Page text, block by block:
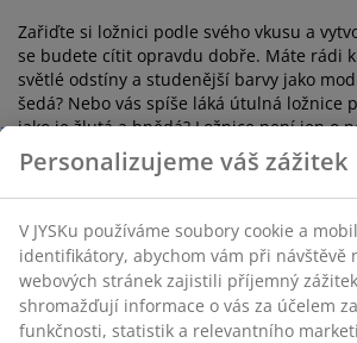
Zařiďte si ložnici podle svého vkusu a
se budete cítit opravdu dobře. Máte rádi
světlé odstíny a studenější barvy jako
šedá? Nebo vás spíše láká útulná ložnice
jako je žlutá a hnědá? Ložnicenení jen o
matraci, ale také o vzhledu a celkovém
Nábytek do ložnice z JYSKu se dá
takže dosáhnout příjemného jednotného
hračka. Některý nábytek nabízíme v celých
například o
Sérii úložného nábytku
pod názvemLIMFJORDEN. Doplňky vám
našem blogu v sekciLožnice . Najdete zde
vytvořit harmonický prostor a jaké doplňky
Personalizujeme váš zážitek
V JYSKu používáme soubory cookie a
identifikátory, abychom vám při návštěvě
webových stránek zajistili příjemný
shromažďují informace o vás za účelem
funkčnosti, statistik a relevantního